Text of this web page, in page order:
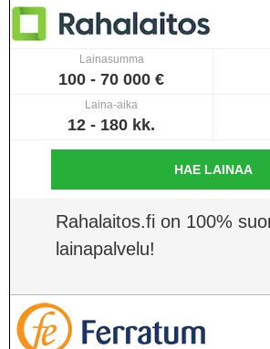
Lainasumma
100 - 70 000 €
Laina-aika
12 - 180 kk.
HAE LAINAA
Rahalaitos.fi on 100%
lainapalvelu!